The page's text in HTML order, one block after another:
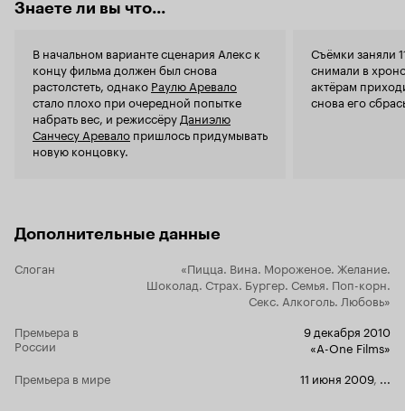
рождает тьму мыслей, мириады эмоций, кучу
необычного кино, милости прошу смотреть! 9
из 10
Знаете ли вы что...
В начальном варианте сценария Алекс к
концу фильма должен был снова
растолстеть, однако Раулю Аревало
стало плохо при очередной попытке
набрать вес, и режиссёру Даниэлю
Санчесу Аревало пришлось придумывать
новую концовку.
Съёмки заняли
снимали в
актёрам
снова его
Дополнительные данные
Слоган
«Пицца. Вина. Мороженое. Желание.
Шоколад. Страх. Бургер. Семья. Поп-корн.
Секс. Алкоголь. Любовь»
Премьера в
России
9 декабря 2010
«A-One Films»
Премьера в мире
11 июня 2009,